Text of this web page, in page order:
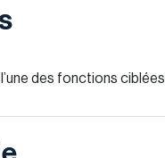
des fonctions ciblées